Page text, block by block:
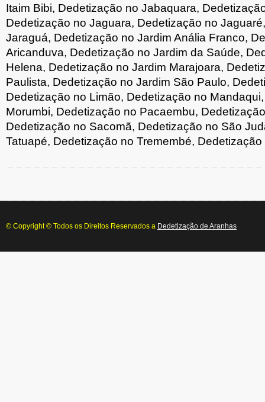
Itaim Bibi, Dedetização no Jabaquara,
Dedetização no Jaguara, Dedetização no
Jaraguá, Dedetização no Jardim Anália Franco,
Aricanduva, Dedetização no Jardim da Saúde,
Helena, Dedetização no Jardim Marajoara,
Paulista, Dedetização no Jardim São Paulo,
Dedetização no Limão, Dedetização no
Morumbi, Dedetização no Pacaembu,
Dedetização no Sacomã, Dedetização no São
Tatuapé, Dedetização no Tremembé,
© Copyright © Todos os Direitos Reservados a Dedetização de Aranhas